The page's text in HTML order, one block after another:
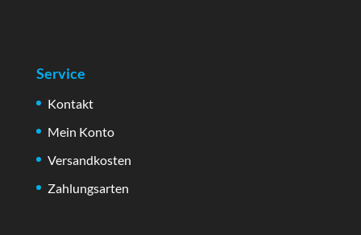
Service
Kontakt
Mein Konto
Versandkosten
Zahlungsarten